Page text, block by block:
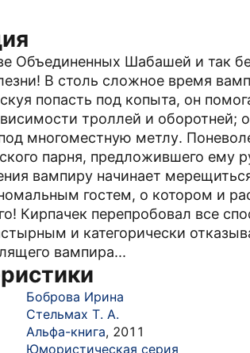
Объединенных Шабашей и так
В столь сложное время
попасть под копыта, он
троллей и оборотней;
многоместную метлу.
парня, предложившего ему
вампиру начинает
гостем, о котором и
Кирпачек перепробовал все
и категорически
вампира...
Боброва Ирина
Стельмах Т. А.
Альфа-книга, 2011
Юмористическая серия